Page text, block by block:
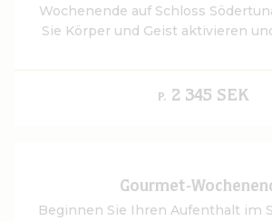
Wochenende auf Schloss
Sie Körper und Geist aktivieren
P. 2 345 SEK
Gourmet-
Beginnen Sie Ihren Aufenthalt im